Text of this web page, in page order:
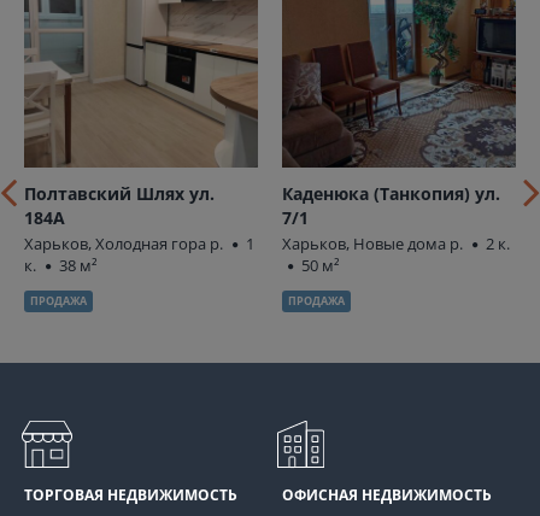
Полтавский Шлях ул.
184А
Харьков, Холодная гора р.
1
к.
38 м²
ПРОДАЖА
Каденюка (Танкопия) ул.
7/1
Харьков, Новые дома р.
2 к.
50 м²
ПРОДАЖА
ТОРГОВАЯ НЕДВИЖИМОСТЬ ОФИСНАЯ НЕДВИЖИМОСТЬ